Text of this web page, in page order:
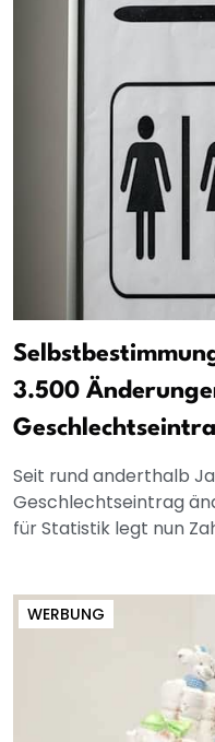
3.500
Seit rund anderthalb
Geschlechtseintrag
für Statistik legt nun
WERBUNG